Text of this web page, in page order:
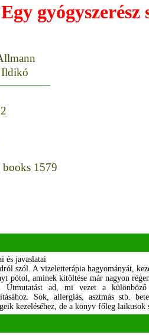
gyógyszerész
Ildikó
books 1579
és javaslatai
szól. A vizeletterápia hagyományát,
pótol, aminek kitöltése már nagyon
Útmutatást ad, mi vezet a
Sok, allergiás, asztmás stb.
kezeléséhez, de a könyv főleg